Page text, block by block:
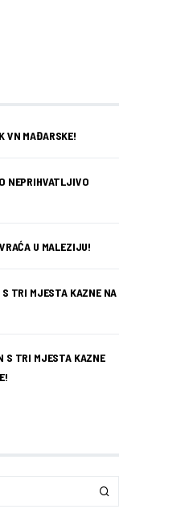
VN MAĐARSKE!
NEPRIHVATLJIVO
U MALEZIJU!
TRI MJESTA KAZNE NA
S TRI MJESTA KAZNE